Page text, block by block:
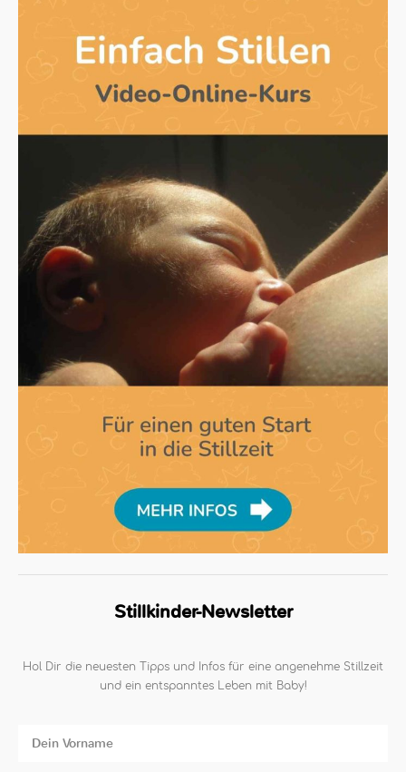
Stillkinder-Newsletter
Hol Dir die neuesten Tipps und Infos für eine angenehme Stillzeit
und ein entspanntes Leben mit Baby!